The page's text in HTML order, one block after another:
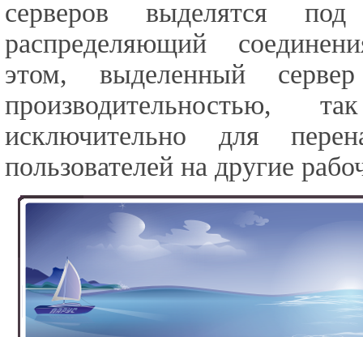
серверов выделятся
распределяющий
этом, выделенный
производительностью,
исключительно для
пользователей на другие